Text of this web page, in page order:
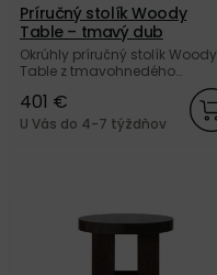
Príručný stolík Woody
Table – tmavý dub
Okrúhly príručný stolík Woody
Table z tmavohnedého
dubového dreva od švédskej
značky Cooee Design.
401 €
U Vás do 4-7 týždňov